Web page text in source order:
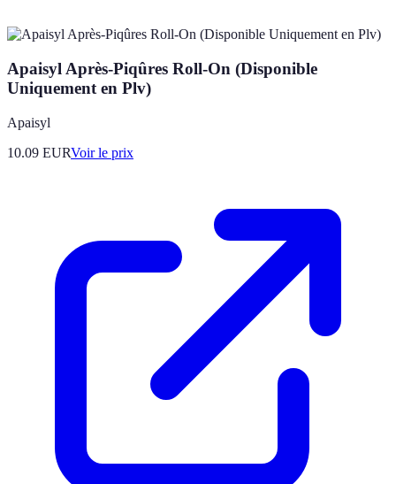
Apaisyl Après-Piqûres Roll-On (Disponible
Uniquement en Plv)
Apaisyl
10.09 EURVoir le prix